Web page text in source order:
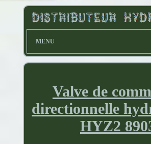
MENU
Valve de
directionnelle
HYZ2